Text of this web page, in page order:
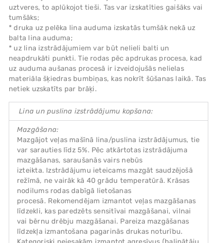
uztveres, to aplūkojot tieši. Tas var izskatīties gaišāks vai
tumšāks;
* druka uz pelēka lina auduma izskatās tumšāk nekā uz
balta lina auduma;
* uz lina izstrādājumiem var būt nelieli balti un
neapdrukāti punkti. Tie rodas pēc apdrukas procesa, kad
uz auduma aušanas procesā ir izveidojušās nelielas
materiāla šķiedras bumbiņas, kas nokrīt šūšanas laikā. Tas
netiek uzskatīts par brāķi.
Lina un puslina izstrādājumu kopšana:
Mazgāšana:
Mazgājot veļas mašīnā lina/puslina izstrādājumus, tie
var sarauties līdz 5%. Pēc atkārtotas izstrādājuma
mazgāšanas, saraušanās vairs nebūs
izteikta. Izstrādājumu ieteicams mazgāt saudzējošā
režīmā, ne vairāk kā 40 grādu temperatūrā. Krāsas
nodilums rodas dabīgā lietošanas
procesā. Rekomendējam izmantot veļas mazgāšanas
līdzekli, kas paredzēts sensitīvai mazgāšanai, vilnai
vai bērnu drēbju mazgāšanai. Pareiza mazgāšanas
līdzekļa izmantošana pagarinās drukas noturību.